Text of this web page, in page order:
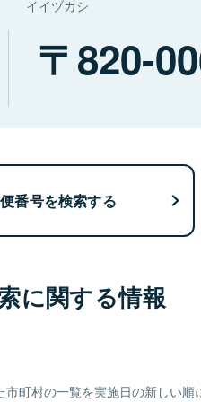
イイヅカシ
820-
番号を検索する
に関する情報
市町村の一覧を実施日の新しい順